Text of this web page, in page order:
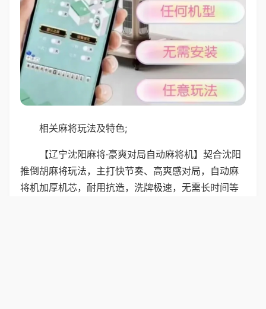
相关麻将玩法及特色;
【辽宁沈阳麻将·豪爽对局自动麻将机】契合沈阳
推倒胡麻将玩法，主打快节奏、高爽感对局，自动麻
将机加厚机芯，耐用抗造，洗牌极速，无需长时间等